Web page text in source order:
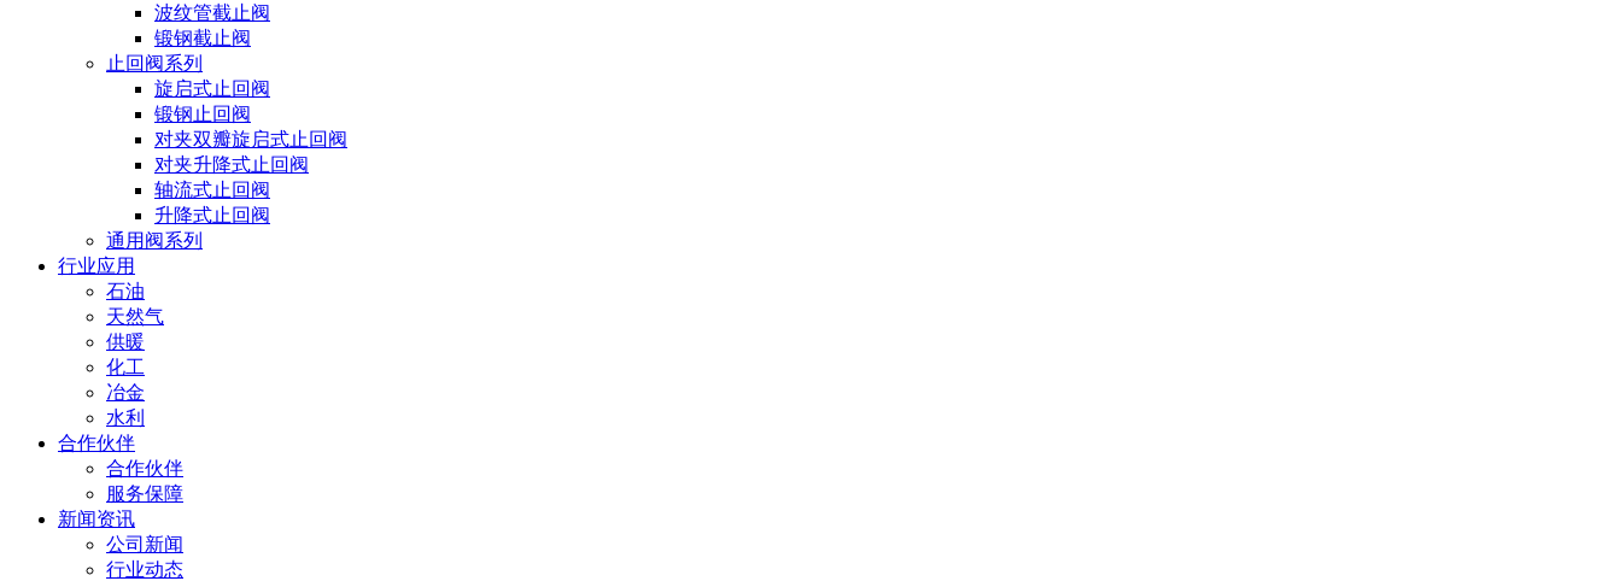
波纹管截止阀
锻钢截止阀
止回阀系列
旋启式止回阀
锻钢止回阀
对夹双瓣旋启式止回阀
对夹升降式止回阀
轴流式止回阀
升降式止回阀
通用阀系列
行业应用
石油
天然气
供暖
化工
冶金
水利
合作伙伴
合作伙伴
服务保障
新闻资讯
公司新闻
行业动态